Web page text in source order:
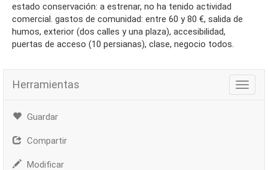
estado conservación: a estrenar, no ha tenido actividad
comercial. gastos de comunidad: entre 60 y 80 €, salida de
humos, exterior (dos calles y una plaza), accesibilidad,
puertas de acceso (10 persianas), clase, negocio todos.
Herramientas
Guardar
Compartir
Modificar